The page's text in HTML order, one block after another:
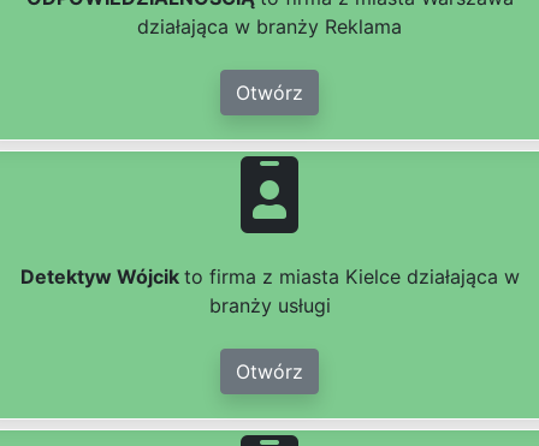
działająca w branży Reklama
Otwórz
Detektyw Wójcik to firma z miasta Kielce działająca w
branży usługi
Otwórz